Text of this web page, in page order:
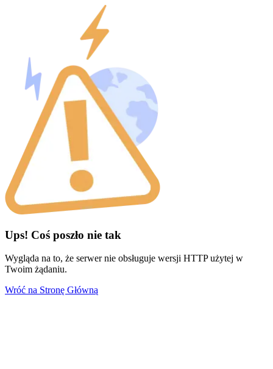
Ups! Coś poszło nie tak
Wygląda na to, że serwer nie obsługuje wersji HTTP użytej w
Twoim żądaniu.
Wróć na Stronę Główną